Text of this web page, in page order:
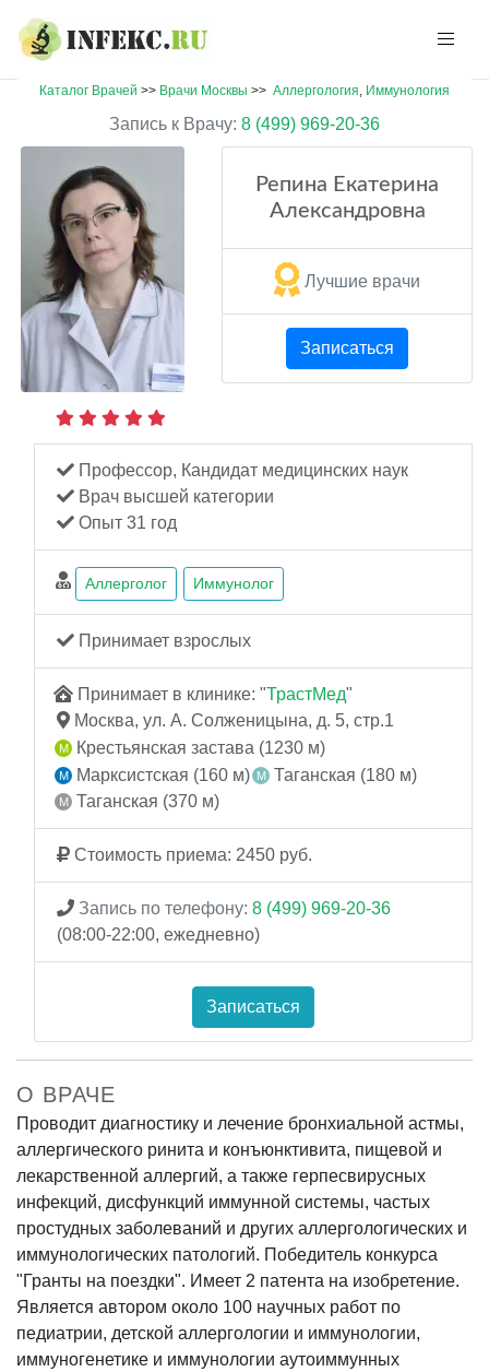
Каталог Врачей >> Врачи Москвы >> Аллергология, Иммунология
Запись к Врачу: 8 (499) 969-20-36
Репина Екатерина
Александровна
Лучшие врачи
Записаться
Профессор, Кандидат медицинских наук
Врач высшей категории
Опыт 31 год
Аллерголог Иммунолог
Принимает взрослых
Принимает в клинике: "ТрастМед"
Москва, ул. А. Солженицына, д. 5, стр.1
Крестьянская застава (1230 м)
Марксистская (160 м)
Таганская (180 м)
Таганская (370 м)
Стоимость приема: 2450 руб.
Запись по телефону: 8 (499) 969-20-36
(08:00-22:00, ежедневно)
Записаться
О ВРАЧЕ
Проводит диагностику и лечение бронхиальной астмы,
аллергического ринита и конъюнктивита, пищевой и
лекарственной аллергий, а также герпесвирусных
инфекций, дисфункций иммунной системы, частых
простудных заболеваний и других аллергологических и
иммунологических патологий. Победитель конкурса
"Гранты на поездки". Имеет 2 патента на изобретение.
Является автором около 100 научных работ по
педиатрии, детской аллергологии и иммунологии,
иммуногенетике и иммунологии аутоиммунных